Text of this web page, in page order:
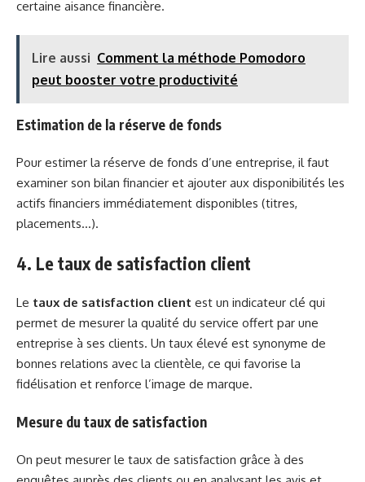
certaine aisance financière.
Lire aussi Comment la méthode Pomodoro
peut booster votre productivité
Estimation de la réserve de fonds
Pour estimer la réserve de fonds d’une entreprise, il faut
examiner son bilan financier et ajouter aux disponibilités les
actifs financiers immédiatement disponibles (titres,
placements…).
4. Le taux de satisfaction client
Le taux de satisfaction client est un indicateur clé qui
permet de mesurer la qualité du service offert par une
entreprise à ses clients. Un taux élevé est synonyme de
bonnes relations avec la clientèle, ce qui favorise la
fidélisation et renforce l’image de marque.
Mesure du taux de satisfaction
On peut mesurer le taux de satisfaction grâce à des